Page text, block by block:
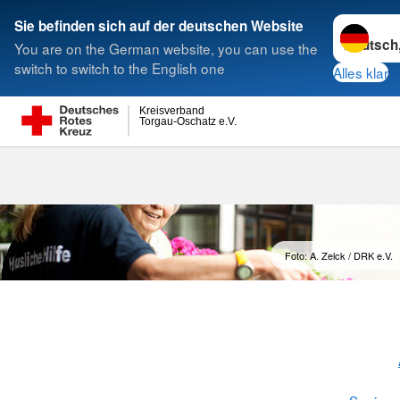
Sie befinden sich auf der deutschen Website
You are on the German website, you can use the
switch to switch to the English one
Sprache
Alles klar
Torgau-Oschatz e.V.
Kreisverband
Suche
Foto: A. Zelck / DRK e.V.